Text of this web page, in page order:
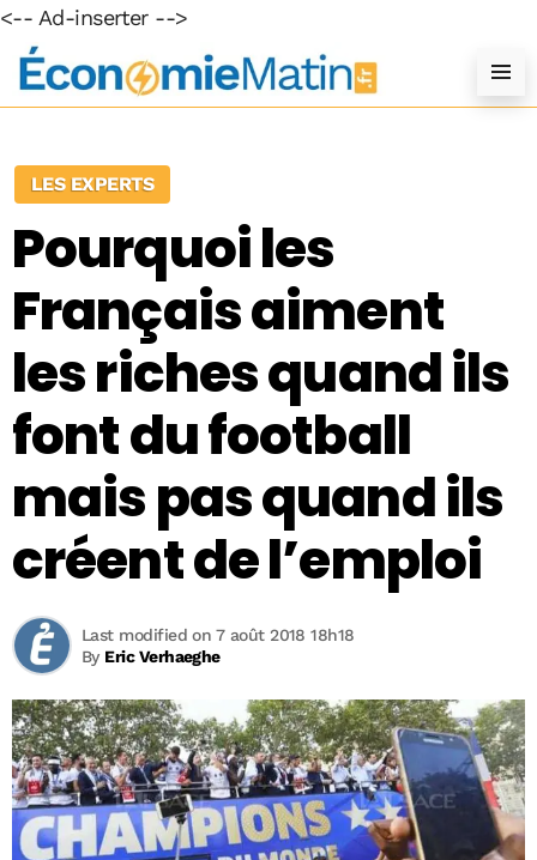
<-- Ad-inserter -->
LES EXPERTS
Pourquoi les
Français aiment
les riches quand ils
font du football
mais pas quand ils
créent de l’emploi
By Eric Verhaeghe
Last modified on 7 août 2018 18h18